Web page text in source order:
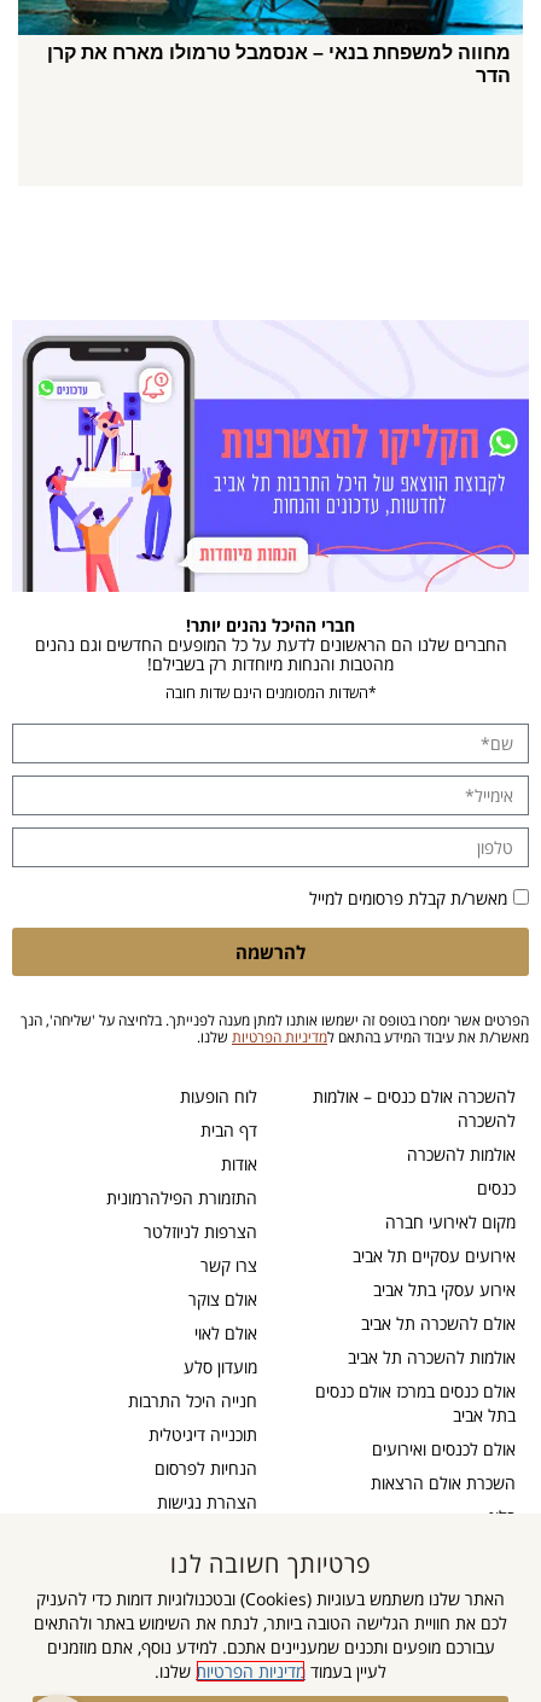
מחווה למשפחת בנאי – אנסמבל טרמולו מארח את קרן
הדר
לוח הופעות
דף הבית
אודות
התזמורת הפילהרמונית
הצרפות לניוזלטר
צרו קשר
אולם צוקר
אולם לאוי
מועדון סלע
חנייה היכל התרבות
תוכנייה דיגיטלית
הנחיות לפרסום
הצהרת נגישות
אישור נגישות
מדיניות פרטיות
מפת אתר
להשכרה אולם כנסים – אולמות
להשכרה
אולמות להשכרה
כנסים
מקום לאירועי חברה
אירועים עסקיים תל אביב
אירוע עסקי בתל אביב
אולם להשכרה תל אביב
אולמות להשכרה תל אביב
אולם כנסים במרכז אולם כנסים
בתל אביב
אולם לכנסים ואירועים
השכרת אולם הרצאות
בלוג
חברי ההיכל נהנים יותר!
החברים שלנו הם הראשונים לדעת על כל המופעים החדשים וגם נהנים
מהטבות והנחות מיוחדות רק בשבילם!
*השדות המסומנים הינם שדות חובה
מאשר/ת קבלת פרסומים למייל
להרשמה
הפרטים אשר ימסרו בטופס זה ישמשו אותנו למתן מענה לפנייתך. בלחיצה על 'שליחה', הנך
מאשר/ת את עיבוד המידע בהתאם למדיניות הפרטיות שלנו.
פרטיותך חשובה לנו
האתר שלנו משתמש בעוגיות (Cookies) ובטכנולוגיות דומות כדי להעניק
לכם את חוויית הגלישה הטובה ביותר, לנתח את השימוש באתר ולהתאים
עבורכם מופעים ותכנים שמעניינים אתכם. למידע נוסף, אתם מוזמנים
לעיין בעמוד מדיניות הפרטיות שלנו.